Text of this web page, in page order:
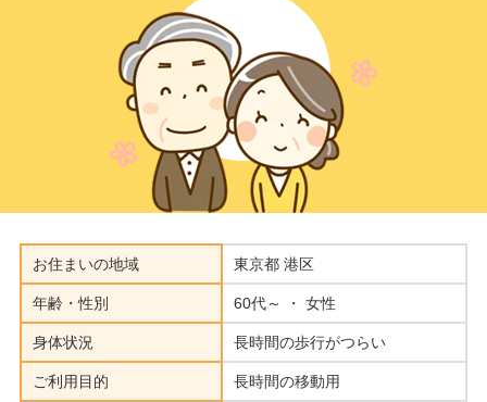
お住まいの地域 東京都 港区
年齢・性別 60代～ ・ 女性
身体状況 長時間の歩行がつらい
ご利用目的 長時間の移動用